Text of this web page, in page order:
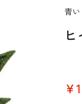
・転化糖・フォンダン
菜糖（ビート糖）
プル・モラセス
プ・ソース
増粘剤・安定剤
スイートチョコ
ホワイトチョコ
・マロン
ポテ
そ
ジャム・ソース
ト・ココ
ア
青
￥